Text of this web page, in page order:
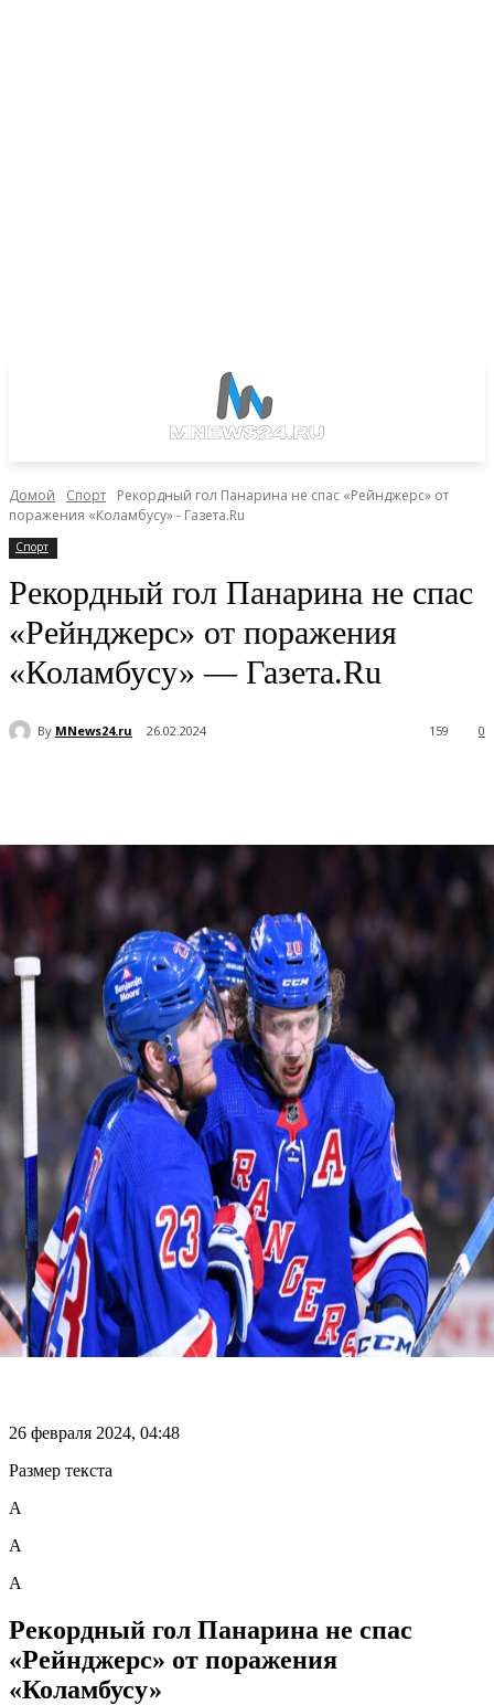
Домой Спорт
Рекордный гол Панарина не спас «Рейнджерс» от
поражения «Коламбусу» - Газета.Ru
Спорт
Рекордный гол Панарина не спас
«Рейнджерс» от поражения
«Коламбусу» — Газета.Ru
By MNews24.ru 26.02.2024 0
159
26 февраля 2024, 04:48
Размер текста
А
А
А
Рекордный гол Панарина не спас
«Рейнджерс» от поражения
«Коламбусу»